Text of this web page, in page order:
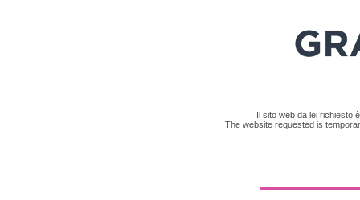
Il sito web da lei richiesto
The website requested is